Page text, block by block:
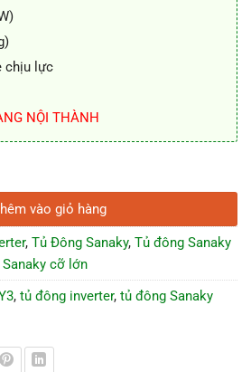
chịu lực
NỘI THÀNH
Inverter 530 lít 1 ngăn đông số lượng
vào giỏ hàng
, Tủ Đông Sanaky, Tủ đông Sanaky
cỡ lớn
, tủ đông inverter, tủ đông Sanaky